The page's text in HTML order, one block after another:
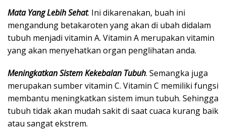
Mata Yang Lebih Sehat. Ini dikarenakan, buah ini
mengandung betakaroten yang akan di ubah didalam
tubuh menjadi vitamin A. Vitamin A merupakan vitamin
yang akan menyehatkan organ penglihatan anda.
Meningkatkan Sistem Kekebalan Tubuh. Semangka juga
merupakan sumber vitamin C. Vitamin C memiliki fungsi
membantu meningkatkan sistem imun tubuh. Sehingga
tubuh tidak akan mudah sakit di saat cuaca kurang baik
atau sangat ekstrem.